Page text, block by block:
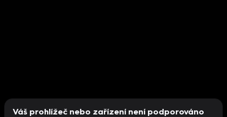
Váš prohlížeč nebo zařízení není podporováno